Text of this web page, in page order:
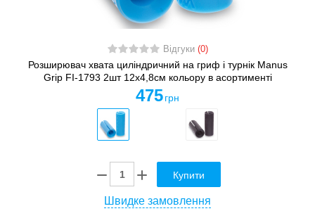
Відгуки (0)
Розширювач хвата циліндричний на гриф і турнік Manus
Grip FI-1793 2шт 12х4,8см кольору в асортименті
475 грн
Купити
Швидке замовлення